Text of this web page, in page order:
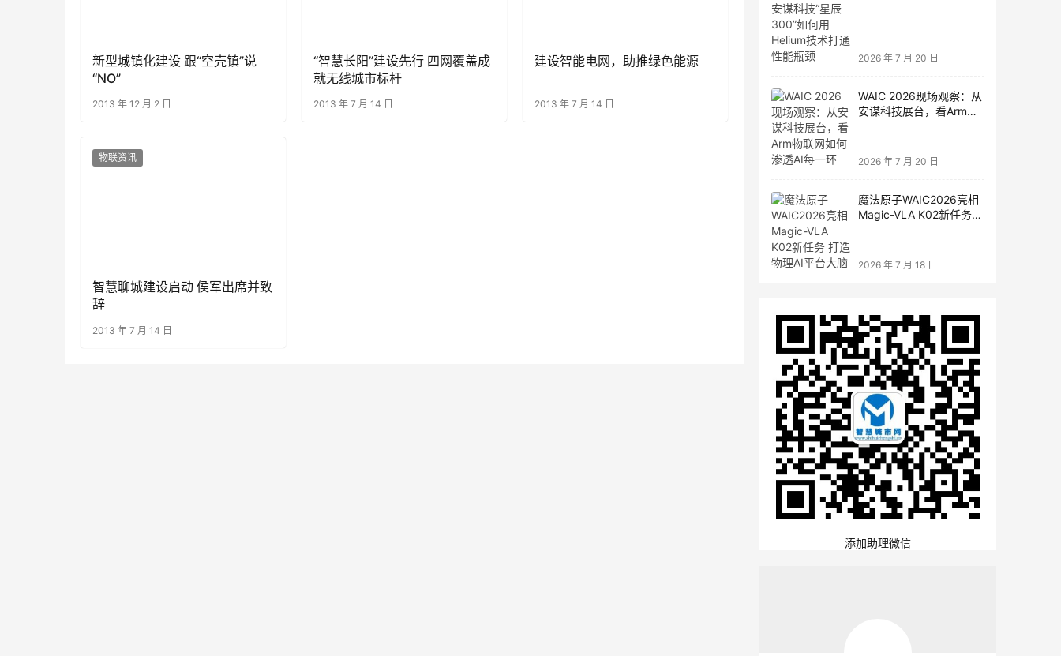
新型城镇化建设 跟“空壳镇”说
“NO”
2013 年 12 月 2 日
“智慧长阳”建设先行 四网覆盖成
就无线城市标杆
2013 年 7 月 14 日
建设智能电网，助推绿色能源
2013 年 7 月 14 日
物联资讯
智慧聊城建设启动 侯军出席并致
辞
2013 年 7 月 14 日
2026 年 7 月 20 日
WAIC 2026现场观察：从
安谋科技展台，看Arm物
2026 年 7 月 20 日
魔法原子WAIC2026亮相
Magic-VLA K02新任务
2026 年 7 月 18 日
添加助理微信